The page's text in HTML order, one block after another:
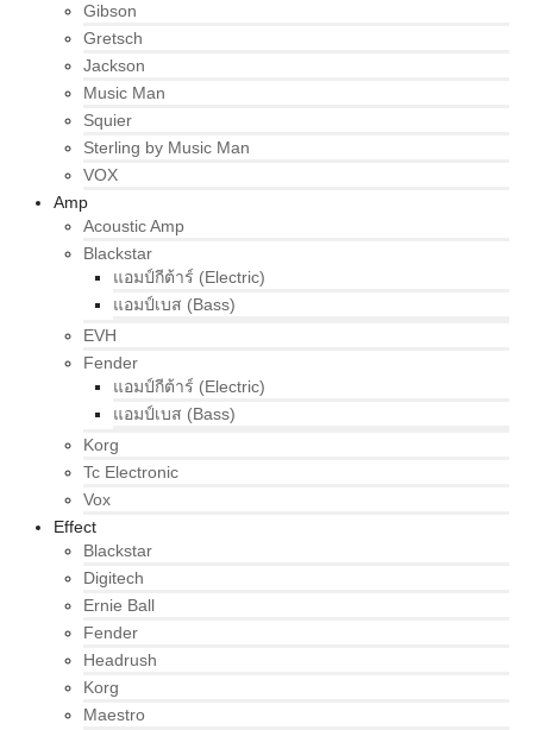
Gibson
Gretsch
Jackson
Music Man
Squier
Sterling by Music Man
VOX
Amp
Acoustic Amp
Blackstar
แอมป์กีต้าร์ (Electric)
แอมป์เบส (Bass)
EVH
Fender
แอมป์กีต้าร์ (Electric)
แอมป์เบส (Bass)
Korg
Tc Electronic
Vox
Effect
Blackstar
Digitech
Ernie Ball
Fender
Headrush
Korg
Maestro